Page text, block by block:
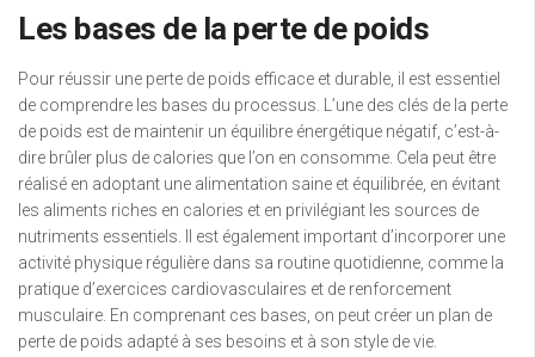
Les bases de la perte de poids
Pour réussir une perte de poids efficace et durable, il est essentiel
de comprendre les bases du processus. L’une des clés de la perte
de poids est de maintenir un équilibre énergétique négatif, c’est-à-
dire brûler plus de calories que l’on en consomme. Cela peut être
réalisé en adoptant une alimentation saine et équilibrée, en évitant
les aliments riches en calories et en privilégiant les sources de
nutriments essentiels. Il est également important d’incorporer une
activité physique régulière dans sa routine quotidienne, comme la
pratique d’exercices cardiovasculaires et de renforcement
musculaire. En comprenant ces bases, on peut créer un plan de
perte de poids adapté à ses besoins et à son style de vie.